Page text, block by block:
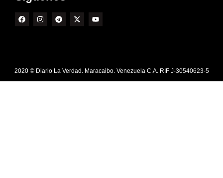
2020 © Diario La Verdad. Maracaibo. Venezuela C.A. RIF J-30540623-5